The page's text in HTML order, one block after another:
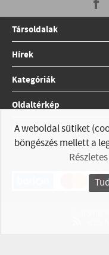
Társoldalak
Hírek
Kategóriák
Oldaltérkép
Kapcsolat
A weboldal sütiket
böngészés mellett a